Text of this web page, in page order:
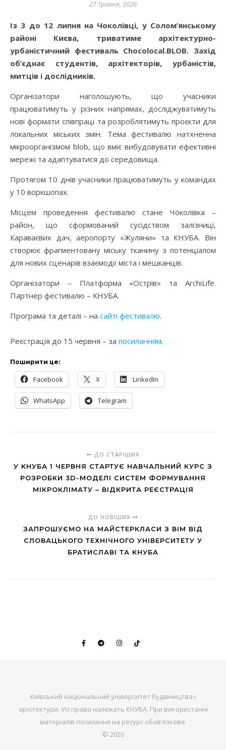
27 Травня, 2026
Із 3 до 12 липня на Чоколівці, у Солом’янському
районі Києва, триватиме архітектурно-
урбаністичний фестиваль Chocolocal.BLOB. Захід
об’єднає студентів, архітекторів, урбаністів,
митців і дослідників.
Організатори наголошують, що учасники
працюватимуть у різних напрямах, досліджуватимуть
нові формати співпраці та розроблятимуть проєкти для
локальних міських змін. Тема фестивалю натхненна
мікроорганізмом blob, що вміє вибудовувати ефективні
мережі та адаптуватися до середовища.
Протягом 10 днів учасники працюватимуть у командах
у 10 воркшопах.
Місцем проведення фестивалю стане Чоколівка –
район, що сформований сусідством залізниці,
Караваєвих дач, аеропорту «Жуляни» та КНУБА. Він
створює фрагментовану міську тканину з потенціалом
для нових сценарів взаємодії міста і мешканців.
Організатори – Платформа «Острів» та ArchiLife.
Партнер фестивалю – КНУБА.
Програма та деталі – на сайті фестивалю.
Реєстрація до 15 червня – за посиланням.
Поширити це:
Facebook X LinkedIn
WhatsApp Telegram
ДО СТАРІШИХ
У КНУБА 1 ЧЕРВНЯ СТАРТУЄ НАВЧАЛЬНИЙ КУРС З
РОЗРОБКИ 3D-МОДЕЛІ СИСТЕМ ФОРМУВАННЯ
МІКРОКЛІМАТУ – ВІДКРИТА РЕЄСТРАЦІЯ
ДО НОВІШИХ
ЗАПРОШУЄМО НА МАЙСТЕРКЛАСИ З ВІМ ВІД
СЛОВАЦЬКОГО ТЕХНІЧНОГО УНІВЕРСИТЕТУ У
БРАТИСЛАВІ ТА КНУБА
Київський національний університет будівництва і
архітектури. Усі права належать КНУБА. При використанні
матеріалів посилання на ресурс обов'язкове.
© 2026